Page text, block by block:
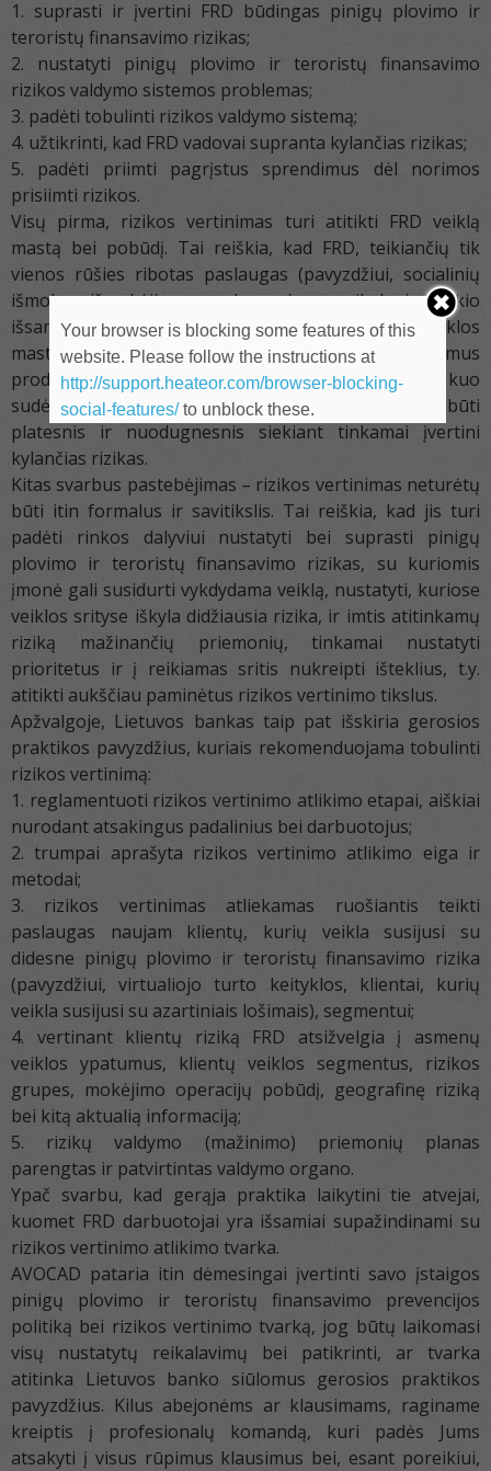
1. suprasti ir įvertini FRD būdingas pinigų plovimo ir
teroristų finansavimo rizikas;
2. nustatyti pinigų plovimo ir teroristų finansavimo
rizikos valdymo sistemos problemas;
3. padėti tobulinti rizikos valdymo sistemą;
4. užtikrinti, kad FRD vadovai supranta kylančias rizikas;
5. padėti priimti pagrįstus sprendimus dėl norimos
prisiimti rizikos.
Visų pirma, rizikos vertinimas turi atitikti FRD veiklą
mastą bei pobūdį. Tai reiškia, kad FRD, teikiančių tik
vienos rūšies ribotas paslaugas (pavyzdžiui, socialinių
išmokų išmokėjimo paslaugas), nereikalauja tokio
išsamaus rizikos vertinimo kaip FRD, kurių veiklos
mastas pagal klientų grupę, geografiją bei siūlomus
produktus yra gerokai platesnis. Taigi, kuo
sudėtingesnė FRD veikla, tuo rizikos vertinimas turi būti
platesnis ir nuodugnesnis siekiant tinkamai įvertini
kylančias rizikas.
Kitas svarbus pastebėjimas – rizikos vertinimas neturėtų
būti itin formalus ir savitikslis. Tai reiškia, kad jis turi
padėti rinkos dalyviui nustatyti bei suprasti pinigų
plovimo ir teroristų finansavimo rizikas, su kuriomis
įmonė gali susidurti vykdydama veiklą, nustatyti, kuriose
veiklos srityse iškyla didžiausia rizika, ir imtis atitinkamų
riziką mažinančių priemonių, tinkamai nustatyti
prioritetus ir į reikiamas sritis nukreipti išteklius, t.y.
atitikti aukščiau paminėtus rizikos vertinimo tikslus.
Apžvalgoje, Lietuvos bankas taip pat išskiria gerosios
praktikos pavyzdžius, kuriais rekomenduojama tobulinti
rizikos vertinimą:
1. reglamentuoti rizikos vertinimo atlikimo etapai, aiškiai
nurodant atsakingus padalinius bei darbuotojus;
2. trumpai aprašyta rizikos vertinimo atlikimo eiga ir
metodai;
3. rizikos vertinimas atliekamas ruošiantis teikti
paslaugas naujam klientų, kurių veikla susijusi su
didesne pinigų plovimo ir teroristų finansavimo rizika
(pavyzdžiui, virtualiojo turto keityklos, klientai, kurių
veikla susijusi su azartiniais lošimais), segmentui;
4. vertinant klientų riziką FRD atsižvelgia į asmenų
veiklos ypatumus, klientų veiklos segmentus, rizikos
grupes, mokėjimo operacijų pobūdį, geografinę riziką
bei kitą aktualią informaciją;
5. rizikų valdymo (mažinimo) priemonių planas
parengtas ir patvirtintas valdymo organo.
Ypač svarbu, kad gerąja praktika laikytini tie atvejai,
kuomet FRD darbuotojai yra išsamiai supažindinami su
rizikos vertinimo atlikimo tvarka.
AVOCAD pataria itin dėmesingai įvertinti savo įstaigos
pinigų plovimo ir teroristų finansavimo prevencijos
politiką bei rizikos vertinimo tvarką, jog būtų laikomasi
visų nustatytų reikalavimų bei patikrinti, ar tvarka
atitinka Lietuvos banko siūlomus gerosios praktikos
pavyzdžius. Kilus abejonėms ar klausimams, raginame
kreiptis į profesionalų komandą, kuri padės Jums
atsakyti į visus rūpimus klausimus bei, esant poreikiui,
Your browser is blocking some features of this
website. Please follow the instructions at
http://support.heateor.com/browser-blocking-
social-features/to unblock these.